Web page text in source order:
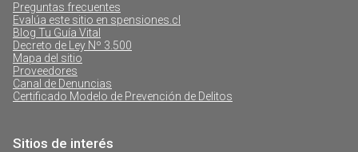
Preguntas frecuentes
Evalúa este sitio en spensiones.cl
Blog Tu Guía Vital
Decreto de Ley Nº 3.500
Mapa del sitio
Proveedores
Canal de Denuncias
Certificado Modelo de Prevención de Delitos
Sitios de interés